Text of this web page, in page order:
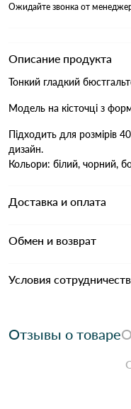
Ожидайте звонка от
Описание продукта
Тонкий гладкий
Модель на кісточці з
Підходить для розмірів
дизайн.
Кольори: білий, чорний,
Доставка и оплата
Обмен и возврат
Условия
Отзывы о товаре